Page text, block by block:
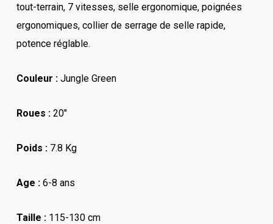
tout-terrain, 7 vitesses, selle ergonomique, poignées
ergonomiques, collier de serrage de selle rapide,
potence réglable.
Couleur :Jungle Green
Roues :20″
Poids :7.8 Kg
Age :6-8 ans
Taille :115-130 cm